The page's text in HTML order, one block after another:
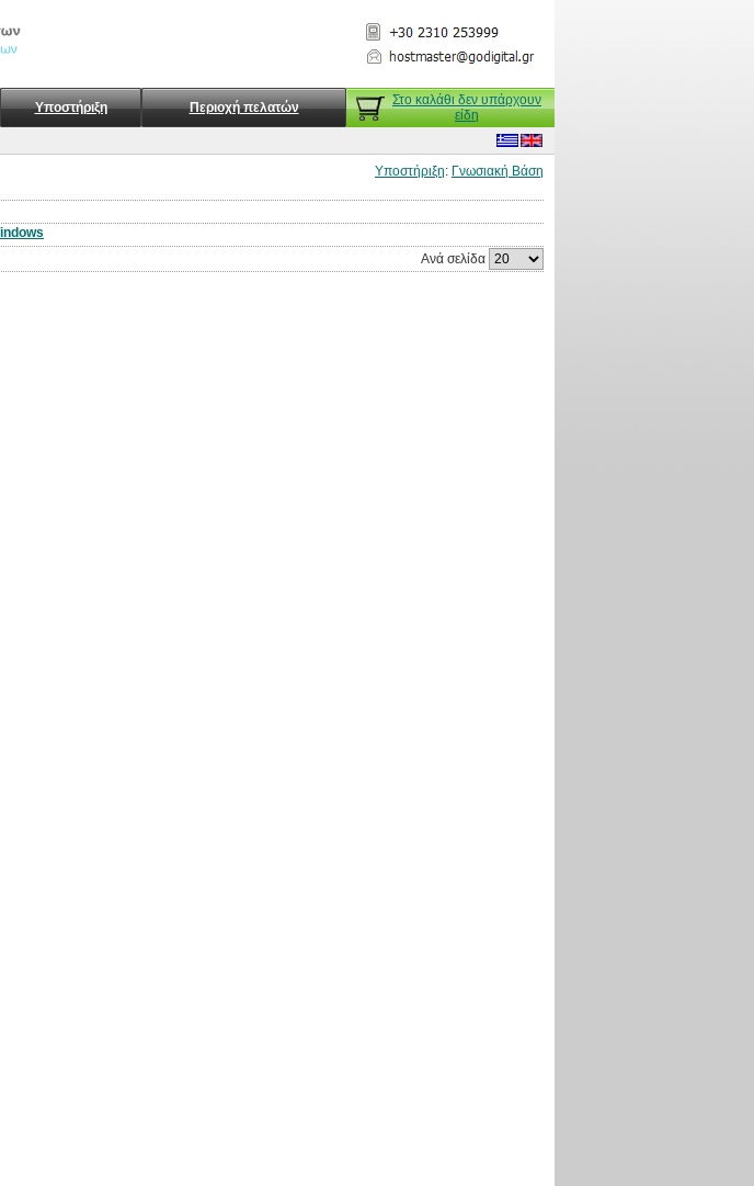
Υποστήριξη Περιοχή πελατών
Στο καλάθι δεν υπάρχουν
είδη
Υποστήριξη: Γνωσιακή Βάση
Ανά σελίδα